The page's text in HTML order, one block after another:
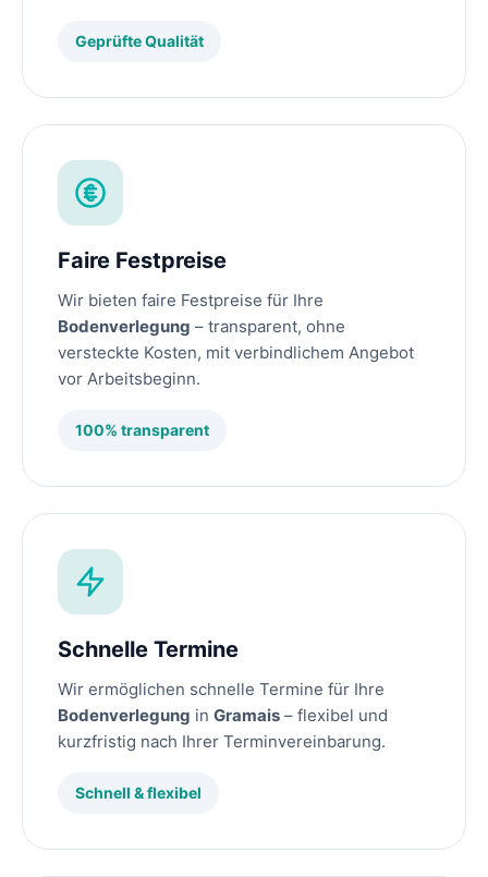
Geprüfte Qualität
Faire Festpreise
Wir bieten faire Festpreise für Ihre
Bodenverlegung – transparent, ohne
versteckte Kosten, mit verbindlichem Angebot
vor Arbeitsbeginn.
100% transparent
Schnelle Termine
Wir ermöglichen schnelle Termine für Ihre
Bodenverlegung in Gramais – flexibel und
kurzfristig nach Ihrer Terminvereinbarung.
Schnell & flexibel